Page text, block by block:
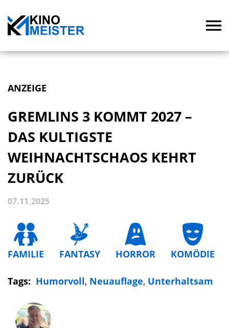
ANZEIGE
GREMLINS 3 KOMMT 2027 –
DAS KULTIGSTE
WEIHNACHTSCHAOS KEHRT
ZURÜCK
07.11.2025
FAMILIE FANTASY HORROR KOMÖDIE
Tags: Humorvoll, Neuauflage, Unterhaltsam